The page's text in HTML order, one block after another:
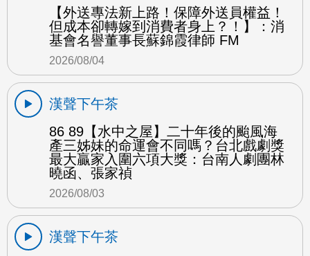
【外送專法新上路！保障外送員權益！
但成本卻轉嫁到消費者身上？！】：消
基會名譽董事長蘇錦霞律師 FM
2026/08/04
漢聲下午茶
86 89【水中之屋】二十年後的颱風海
產三姊妹的命運會不同嗎？台北戲劇獎
最大贏家入圍六項大獎：台南人劇團林
曉函、張家禎
2026/08/03
漢聲下午茶